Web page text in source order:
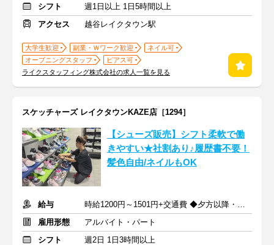
シフト
週1日以上 1日5時間以上
アクセス
越谷レイクタウン駅
大学生歓迎 副業・Ｗワーク歓迎
ネイル可
オープニングスタッフ
ピアス可
ライクスタッフィング株式会社の求人一覧を見る
スケッチャーズ レイクタウンKAZE店［1294］
【シューズ販売】シフト柔軟で働
きやすい★社割あり♪履歴書不要！
髪色自由/ネイルもOK
給与
時給1200円～1501円+交通費 ◆夕方以降・日祝加給あり！
雇用形態
アルバイト・パート
シフト
週2日 1日3時間以上